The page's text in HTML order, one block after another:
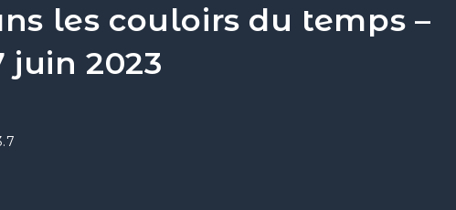
les couloirs du temps –
juin 2023